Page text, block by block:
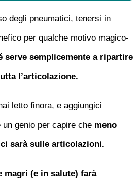
degli pneumatici, tenersi in
per qualche motivo magico-
serve semplicemente a ripartire
l’articolazione.
letto finora, e aggiungici
un genio per capire che meno
sarà sulle articolazioni.
magri (e in salute) farà